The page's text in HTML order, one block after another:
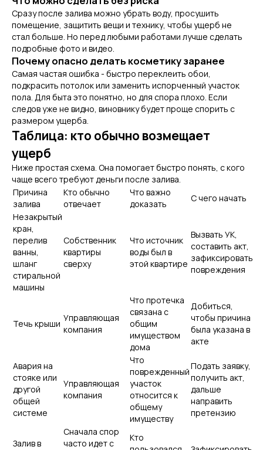
Сразу после залива можно убрать воду, просушить
помещение, защитить вещи и технику, чтобы ущерб не
стал больше. Но перед любыми работами лучше сделать
подробные фото и видео.
Почему опасно делать косметику заранее
Самая частая ошибка - быстро переклеить обои,
подкрасить потолок или заменить испорченный участок
пола. Для быта это понятно, но для спора плохо. Если
следов уже не видно, виновнику будет проще спорить с
размером ущерба.
Таблица: кто обычно возмещает
ущерб
Ниже простая схема. Она помогает быстро понять, с кого
чаще всего требуют деньги после залива.
Причина
залива
Кто обычно
отвечает
Что важно
доказать
С чего начать
Незакрытый
кран,
перелив
ванны,
шланг
стиральной
машины
Собственник
квартиры
сверху
Что источник
воды был в
этой квартире
Вызвать УК,
составить акт,
зафиксировать
повреждения
Течь крыши
Управляющая
компания
Что протечка
связана с
общим
имуществом
дома
Добиться,
чтобы причина
была указана в
акте
Авария на
стояке или
другой
общей
системе
Управляющая
компания
Что
поврежденный
участок
относится к
общему
имуществу
Подать заявку,
получить акт,
дальше
направить
претензию
Залив в
Сначала спор
часто идет с
Кто